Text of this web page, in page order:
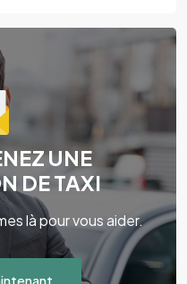
UNE
DE TAXI
là pour vous aider.